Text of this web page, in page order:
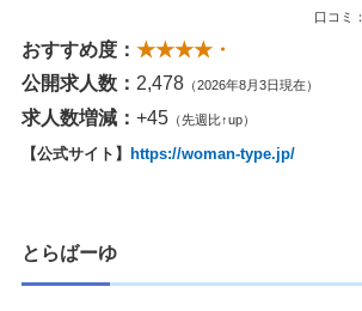
口コミ：
おすすめ度： ★★★★・
公開求人数： 2,478 （2026年8月3日現在）
求人数増減： +45 （先週比↑up）
【公式サイト】 https://woman-type.jp/
とらばーゆ